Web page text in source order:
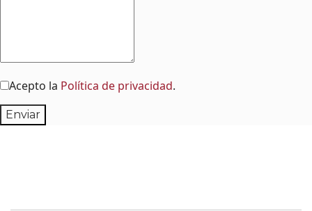
Acepto la Política de privacidad.
Enviar